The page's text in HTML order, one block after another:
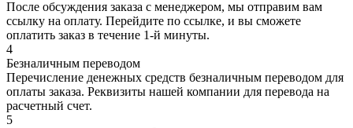
После обсуждения заказа с менеджером, мы отправим вам
ссылку на оплату. Перейдите по ссылке, и вы сможете
оплатить заказ в течение 1-й минуты.
4
Безналичным переводом
Перечисление денежных средств безналичным переводом для
оплаты заказа. Реквизиты нашей компании для перевода на
расчетный счет.
5